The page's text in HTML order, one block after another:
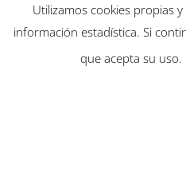
Utilizamos cookies propias
información estadística. Si
que acepta su uso.